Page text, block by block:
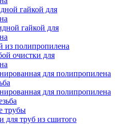
гайкой для
гайкой для
из полипропилена
очистки для
для полипропилена
для полипропилена
трубы
труб из сшитого